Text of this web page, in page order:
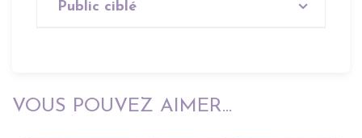
Public ciblé
VOUS POUVEZ AIMER...